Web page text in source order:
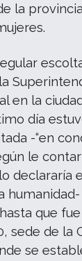
la
en la
día
-“en
le
declararía
que
sede de la
se